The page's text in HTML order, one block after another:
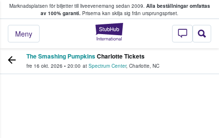
Marknadsplatsen för biljetter till liveevenemang sedan 2009. Alla beställningar omfattas
av 100% garanti. Priserna kan skilja sig från ursprungspriset.
StubHub – där
Meny
köper och säljer biljetter.
The Smashing PumpkinsCharlotte Tickets
fre 16 okt. 2026 • 20:00 at Spectrum Center, Charlotte, NC